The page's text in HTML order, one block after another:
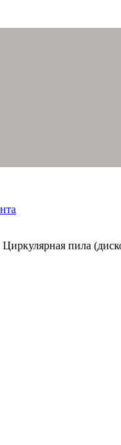
Циркулярная пила